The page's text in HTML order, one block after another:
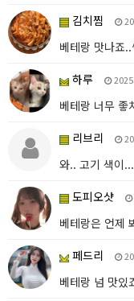
김치찜
베테랑 맛나죠
하루
베테랑 너무 좋
리브리
와.. 고기 색이
도피오샷
베테랑은 언제
페드리
베테랑 넘 맛있